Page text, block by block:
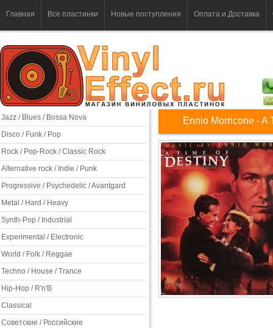
Главная Все пластинки Новые поступления Оплата и Доставка
Jazz / Blues / Bossa Nova
Disco / Funk / Pop
Rock / Pop-Rock / Classic Rock
Alternative rock / Indie / Punk
Progressive / Psychedelic / Avantgard
Metal / Hard / Heavy
Synth-Pop / Industrial
Experimental / Electronic
World / Folk / Reggae
Techno / House / Trance
Hip-Hop / R'n'B
Classical
Советские / Российские
Ennio Morricone - A